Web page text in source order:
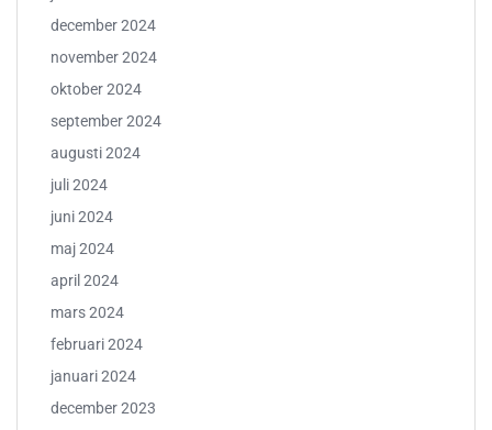
december 2024
november 2024
oktober 2024
september 2024
augusti 2024
juli 2024
juni 2024
maj 2024
april 2024
mars 2024
februari 2024
januari 2024
december 2023